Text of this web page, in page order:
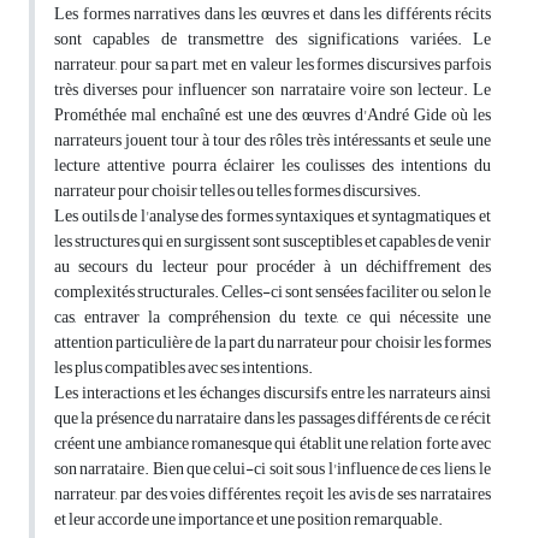
Les formes narratives dans les œuvres et dans les différents récits
sont capables de transmettre des significations variées. Le
narrateur, pour sa part, met en valeur les formes discursives parfois
très diverses pour influencer son narrataire voire son lecteur. Le
Prométhée mal enchaîné est une des œuvres d'André Gide où les
narrateurs jouent tour à tour des rôles très intéressants et seule une
lecture attentive pourra éclairer les coulisses des intentions du
narrateur pour choisir telles ou telles formes discursives.
Les outils de l'analyse des formes syntaxiques et syntagmatiques et
les structures qui en surgissent sont susceptibles et capables de venir
au secours du lecteur pour procéder à un déchiffrement des
complexités structurales. Celles-ci sont sensées faciliter ou, selon le
cas, entraver la compréhension du texte, ce qui nécessite une
attention particulière de la part du narrateur pour choisir les formes
les plus compatibles avec ses intentions.
Les interactions et les échanges discursifs entre les narrateurs ainsi
que la présence du narrataire dans les passages différents de ce récit
créent une ambiance romanesque qui établit une relation forte avec
son narrataire. Bien que celui-ci soit sous l'influence de ces liens, le
narrateur, par des voies différentes, reçoit les avis de ses narrataires
et leur accorde une importance et une position remarquable.